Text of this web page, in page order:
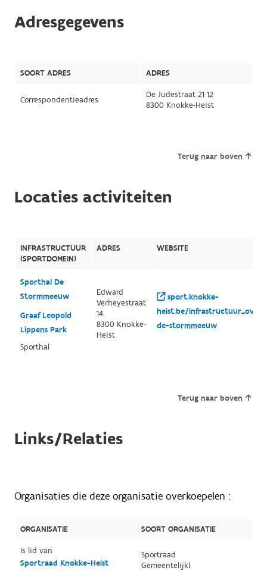
Adresgegevens
SOORT ADRES ADRES
Correspondentieadres
De Judestraat 21 12
8300 Knokke-Heist
Terug naar boven
Locaties activiteiten
INFRASTRUCTUUR
(SPORTDOMEIN)
ADRES WEBSITE
Sporthal De
Stormmeeuw
Graaf Leopold
Lippens Park
Sporthal
Edward
Verheyestraat
14
8300 Knokke-
Heist
sport.knokke-
heist.be/
de-stormmeeuw
Terug naar boven
Links/Relaties
Organisaties die deze organisatie overkoepelen :
ORGANISATIE
SOORT ORGANISATIE
Is lid van
Sportraad Knokke-Heist
Sportraad
Gemeentelijk)